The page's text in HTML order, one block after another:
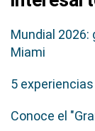
Mundial 2026:
Miami
5
Conoce el